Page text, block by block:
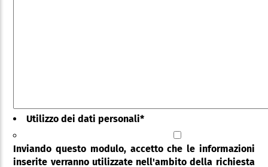
Utilizzo dei dati personali*
Inviando questo modulo, accetto che le informazioni
inserite verranno utilizzate nell'ambito della richiesta